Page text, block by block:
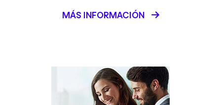
MÁS INFORMACIÓN